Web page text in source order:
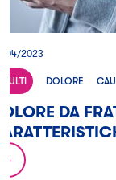
04/2023
DOLORE
DA